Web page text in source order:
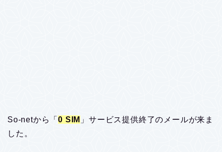
So-netから「0 SIM 」サービス提供終了のメールが来ま
した。